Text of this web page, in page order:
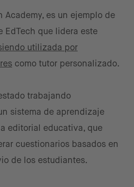
Academy, es un ejemplo de
EdTech que lidera este
utilizada por
como tutor personalizado.
trabajando
sistema de aprendizaje
editorial educativa, que
cuestionarios basados en
de los estudiantes.